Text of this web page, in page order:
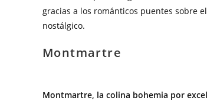
gracias a los románticos puentes sobre
nostálgico.
Montmartre
Montmartre, la colina bohemia por